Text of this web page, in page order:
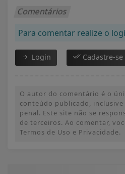
Comentários
Para comentar realize o
Login Cadastre-se
O autor do comentário é o
conteúdo publicado, inclusive
penal. Este site não se
de terceiros. Ao comentar,
Termos de Uso e Privacidade.